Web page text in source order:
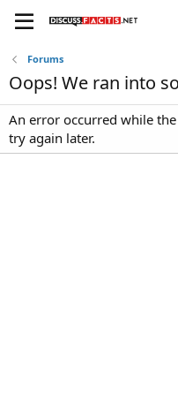
Forums
Oops! We ran into
An error occurred while
try again later.